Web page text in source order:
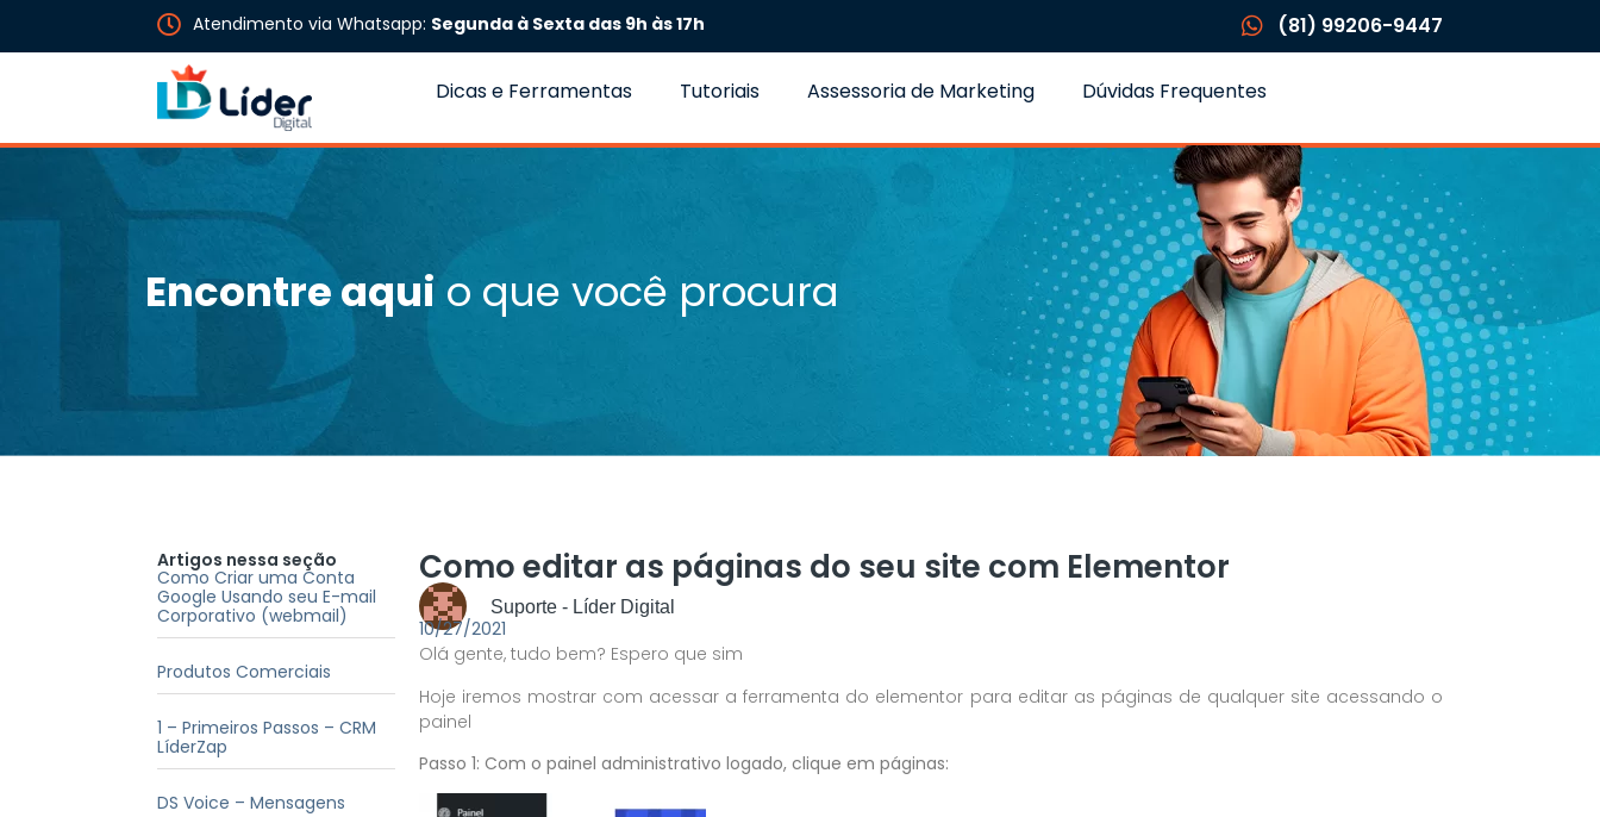
Atendimento via Whatsapp: Segunda à Sexta das 9h às 17h (81) 99206-9447
Dicas e Ferramentas Tutoriais Assessoria de Marketing Dúvidas Frequentes
Encontre aquio que você procura
Artigos nessa seção
Como Criar uma Conta
Google Usando seu E-mail
Corporativo (webmail)
Produtos Comerciais
1 – Primeiros Passos – CRM
LíderZap
DS Voice – Mensagens
Como editar as páginas do seu site com Elementor
Suporte - Líder Digital
10/27/2021
Olá gente, tudo bem? Espero que sim
Hoje iremos mostrar com acessar a ferramenta do elementor para editar as páginas de qualquer site acessando o
painel
Passo 1: Com o painel administrativo logado, clique em páginas: